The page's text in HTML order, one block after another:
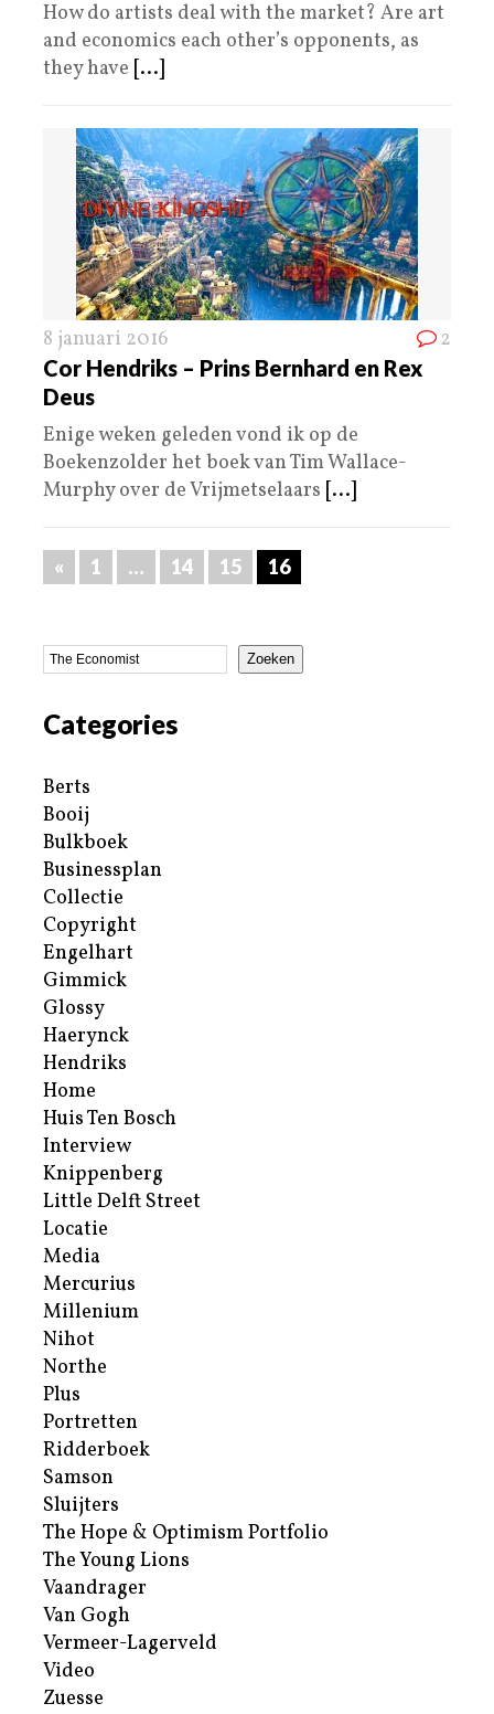
How do artists deal with the market? Are art
and economics each other’s opponents, as
they have [...]
8 januari 2016 2
Cor Hendriks – Prins Bernhard en Rex
Deus
Enige weken geleden vond ik op de
Boekenzolder het boek van Tim Wallace-
Murphy over de Vrijmetselaars [...]
« 1 … 14 15 16
Zoeken
Categories
Berts
Booij
Bulkboek
Businessplan
Collectie
Copyright
Engelhart
Gimmick
Glossy
Haerynck
Hendriks
Home
Huis Ten Bosch
Interview
Knippenberg
Little Delft Street
Locatie
Media
Mercurius
Millenium
Nihot
Northe
Plus
Portretten
Ridderboek
Samson
Sluijters
The Hope & Optimism Portfolio
The Young Lions
Vaandrager
Van Gogh
Vermeer-Lagerveld
Video
Zuesse